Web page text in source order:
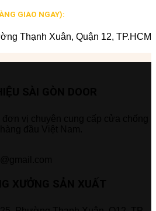
GIAO NGAY):
Thạnh Xuân, Quận 12, TP.HCM